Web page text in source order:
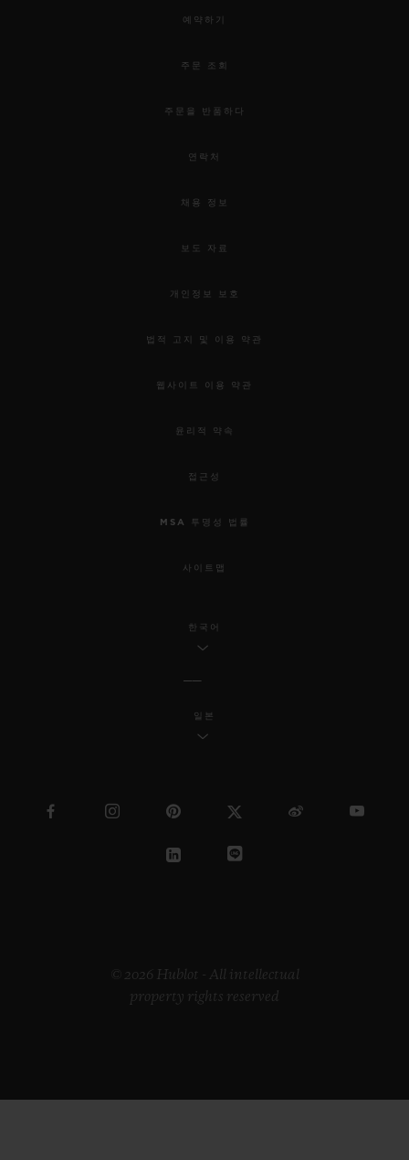
예약하기
주문 조회
주문을 반품하다
연락처
채용 정보
보도 자료
개인정보 보호
법적 고지 및 이용 약관
웹사이트 이용 약관
윤리적 약속
접근성
MSA 투명성 법률
사이트맵
한국어
일본
© 2026 Hublot - All intellectual
property rights reserved